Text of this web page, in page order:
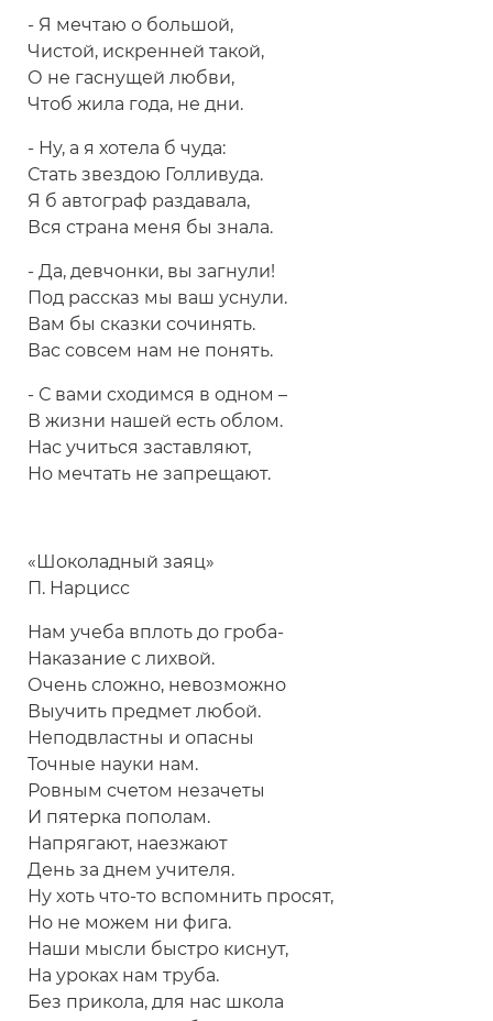
- Я мечтаю о большой,
Чистой, искренней такой,
О не гаснущей любви,
Чтоб жила года, не дни.
- Ну, а я хотела б чуда:
Стать звездою Голливуда.
Я б автограф раздавала,
Вся страна меня бы знала.
- Да, девчонки, вы загнули!
Под рассказ мы ваш уснули.
Вам бы сказки сочинять.
Вас совсем нам не понять.
- С вами сходимся в одном –
В жизни нашей есть облом.
Нас учиться заставляют,
Но мечтать не запрещают.
«Шоколадный заяц»
П. Нарцисс
Нам учеба вплоть до гроба-
Наказание с лихвой.
Очень сложно, невозможно
Выучить предмет любой.
Неподвластны и опасны
Точные науки нам.
Ровным счетом незачеты
И пятерка пополам.
Напрягают, наезжают
День за днем учителя.
Ну хоть что-то вспомнить просят,
Но не можем ни фига.
Наши мысли быстро киснут,
На уроках нам труба.
Без прикола, для нас школа